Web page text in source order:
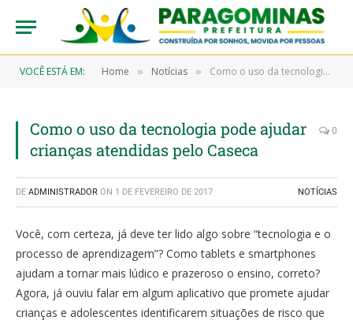
VOCÊ ESTÁ EM: Home » Notícias » Como o uso da tecnologia pode ajudar crianças atendidas pelo Caseca
Como o uso da tecnologia pode ajudar
crianças atendidas pelo Caseca
0
DE ADMINISTRADOR ON 1 DE FEVEREIRO DE 2017 NOTÍCIAS
Você, com certeza, já deve ter lido algo sobre “tecnologia e o
processo de aprendizagem”? Como tablets e smartphones
ajudam a tornar mais lúdico e prazeroso o ensino, correto?
Agora, já ouviu falar em algum aplicativo que promete ajudar
crianças e adolescentes identificarem situações de risco que